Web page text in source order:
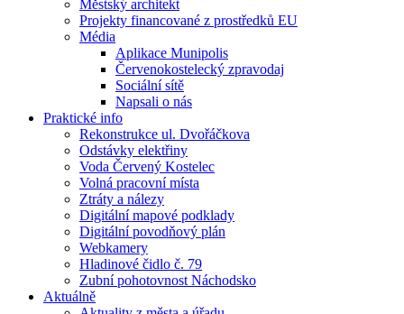
Městský architekt
Projekty financované z prostředků EU
Média
Aplikace Munipolis
Červenokostelecký zpravodaj
Sociální sítě
Napsali o nás
Praktické info
Rekonstrukce ul. Dvořáčkova
Odstávky elektřiny
Voda Červený Kostelec
Volná pracovní místa
Ztráty a nálezy
Digitální mapové podklady
Digitální povodňový plán
Webkamery
Hladinové čidlo č. 79
Zubní pohotovnost Náchodsko
Aktuálně